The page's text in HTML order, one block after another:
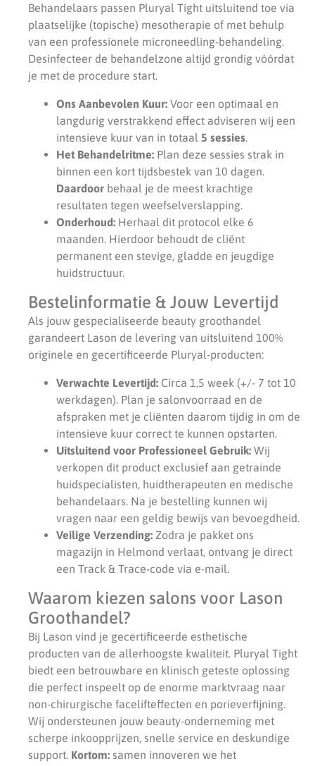
Behandelaars passen Pluryal Tight uitsluitend toe via
plaatselijke (topische) mesotherapie of met behulp
van een professionele microneedling-behandeling.
Desinfecteer de behandelzone altijd grondig vóórdat
je met de procedure start.
Ons Aanbevolen Kuur: Voor een optimaal en
langdurig verstrakkend effect adviseren wij een
intensieve kuur van in totaal 5 sessies.
Het Behandelritme: Plan deze sessies strak in
binnen een kort tijdsbestek van 10 dagen.
Daardoor behaal je de meest krachtige
resultaten tegen weefselverslapping.
Onderhoud: Herhaal dit protocol elke 6
maanden. Hierdoor behoudt de cliënt
permanent een stevige, gladde en jeugdige
huidstructuur.
Bestelinformatie & Jouw Levertijd
Als jouw gespecialiseerde beauty groothandel
garandeert Lason de levering van uitsluitend 100%
originele en gecertificeerde Pluryal-producten:
Verwachte Levertijd: Circa 1,5 week (+/- 7 tot 10
werkdagen). Plan je salonvoorraad en de
afspraken met je cliënten daarom tijdig in om de
intensieve kuur correct te kunnen opstarten.
Uitsluitend voor Professioneel Gebruik: Wij
verkopen dit product exclusief aan getrainde
huidspecialisten, huidtherapeuten en medische
behandelaars. Na je bestelling kunnen wij
vragen naar een geldig bewijs van bevoegdheid.
Veilige Verzending: Zodra je pakket ons
magazijn in Helmond verlaat, ontvang je direct
een Track & Trace-code via e-mail.
Waarom kiezen salons voor Lason
Groothandel?
Bij Lason vind je gecertificeerde esthetische
producten van de allerhoogste kwaliteit. Pluryal Tight
biedt een betrouwbare en klinisch geteste oplossing
die perfect inspeelt op de enorme marktvraag naar
non-chirurgische facelifteffecten en porieverfijning.
Wij ondersteunen jouw beauty-onderneming met
scherpe inkoopprijzen, snelle service en deskundige
support. Kortom: samen innoveren we het